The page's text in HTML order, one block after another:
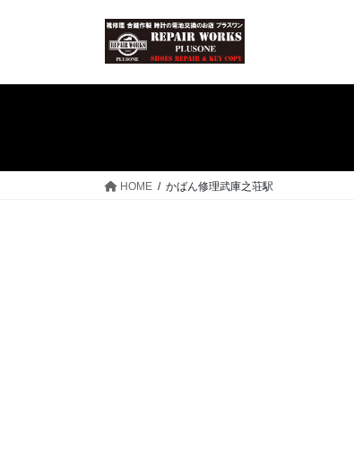
HOME かばん修理武庫之荘駅